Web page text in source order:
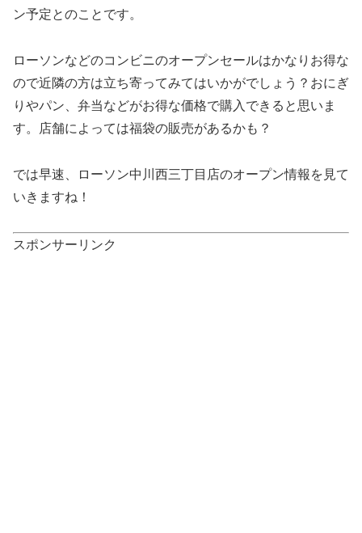
ン予定とのことです。
ローソンなどのコンビニのオープンセールはかなりお得な
ので近隣の方は立ち寄ってみてはいかがでしょう？おにぎ
りやパン、弁当などがお得な価格で購入できると思いま
す。店舗によっては福袋の販売があるかも？
では早速、ローソン中川西三丁目店のオープン情報を見て
いきますね！
スポンサーリンク